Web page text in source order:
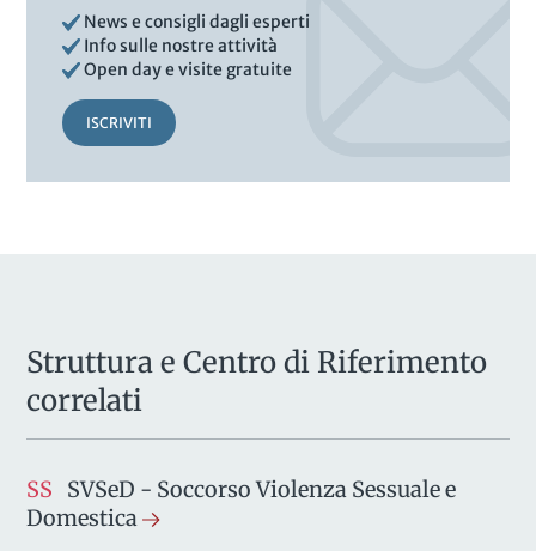
News e consigli dagli esperti
Info sulle nostre attività
Open day e visite gratuite
ISCRIVITI
Struttura e Centro di Riferimento
correlati
SS SVSeD - Soccorso Violenza Sessuale e
Domestica